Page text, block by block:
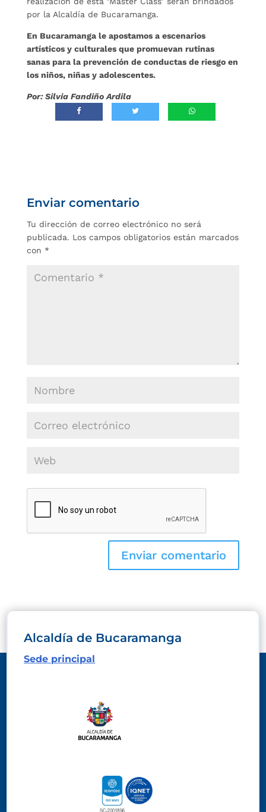
por la Alcaldía de Bucaramanga.
En Bucaramanga le apostamos a escenarios
artísticos y culturales que promuevan rutinas
sanas para la prevención de conductas de riesgo en
los niños, niñas y adolescentes.
Por: Silvia Fandiño Ardila
Enviar comentario
Tu dirección de correo electrónico no será
publicada. Los campos obligatorios están marcados
con *
Alcaldía de Bucaramanga
Sede principal